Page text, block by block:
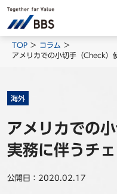
サービス/
イ
TOP
コラム
アメリカでの小切手（Check）
海外
アメリカでの
実務に伴うチ
公開日：2020.02.17